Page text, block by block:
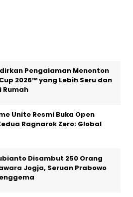
Pengalaman Menonton
2026™ yang Lebih Seru dan
Rumah
Unite Resmi Buka Open
Ragnarok Zero: Global
Disambut 250 Orang
Jogja, Seruan Prabowo